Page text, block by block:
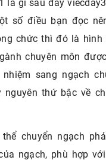
là gì sau đây
số điều bạn đọc
chức thì đó là
chuyên môn
sang ngạch
thứ bậc về
chuyển ngạch
ngạch, phù hợp